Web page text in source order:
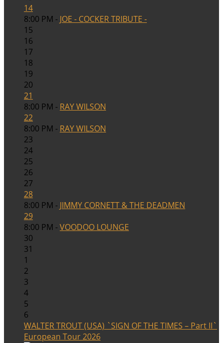
14
8:00 PM - JOE - COCKER TRIBUTE -
15
16
17
18
19
20
21
8:00 PM - RAY WILSON
22
8:00 PM - RAY WILSON
23
24
25
26
27
28
8:00 PM - JIMMY CORNETT & THE DEADMEN
29
8:00 PM -VOODOO LOUNGE
30
31
1
2
3
4
5
6
WALTER TROUT (USA) `SIGN OF THE TIMES – Part II`
European Tour 2026